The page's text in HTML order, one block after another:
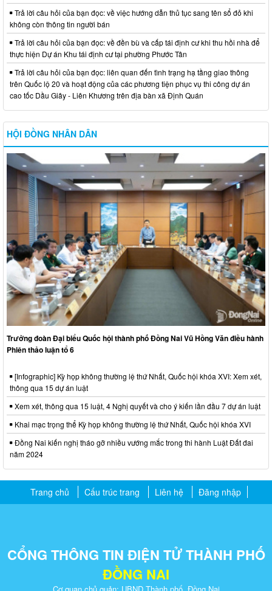
Trả lời câu hỏi của bạn đọc: về việc hướng dẫn thủ tục sang tên sổ đỏ khi
không còn thông tin người bán
Trả lời câu hỏi của bạn đọc: về đền bù và cấp tái định cư khi thu hồi nhà để
thực hiện Dự án Khu tái định cư tại phường Phước Tân
Trả lời câu hỏi của bạn đọc: liên quan đến tình trạng hạ tầng giao thông
trên Quốc lộ 20 và hoạt động của các phương tiện phục vụ thi công dự án
cao tốc Dầu Giây - Liên Khương trên địa bàn xã Định Quán
HỘI ĐỒNG NHÂN DÂN
Trưởng đoàn Đại biểu Quốc hội thành phố Đồng Nai Vũ Hồng Văn điều hành
Phiên thảo luận tổ 6
[Infographic] Kỳ họp không thường lệ thứ Nhất, Quốc hội khóa XVI: Xem xét,
thông qua 15 dự án luật
Xem xét, thông qua 15 luật, 4 Nghị quyết và cho ý kiến lần đầu 7 dự án luật
Khai mạc trọng thể Kỳ họp không thường lệ thứ Nhất, Quốc hội khóa XVI
Đồng Nai kiến nghị tháo gỡ nhiều vướng mắc trong thi hành Luật Đất đai
năm 2024
Trang chủ Cấu trúc trang Liên hệ Đăng nhập
CỔNG THÔNG TIN ĐIỆN TỬ THÀNH PHỐ
ĐỒNG NAI